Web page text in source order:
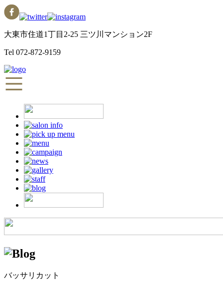
大東市住道1丁目2-25 三ツ川マンション2F
Tel 072-872-9159
バッサリカット